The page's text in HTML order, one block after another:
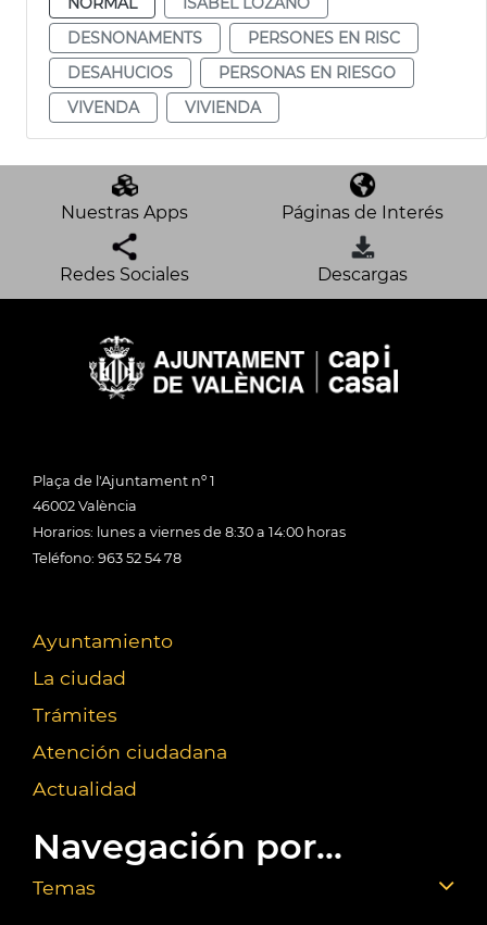
DESNONAMENTS
PERSONES EN RISC
DESAHUCIOS
PERSONAS EN RIESGO
VIVENDA
VIVIENDA
Nuestras Apps Páginas de Interés
Redes Sociales Descargas
Plaça de l'Ajuntament nº 1
46002 València
Horarios: lunes a viernes de 8:30 a 14:00 horas
Teléfono: 963 52 54 78
Ayuntamiento
La ciudad
Trámites
Atención ciudadana
Actualidad
Navegación por...
Temas